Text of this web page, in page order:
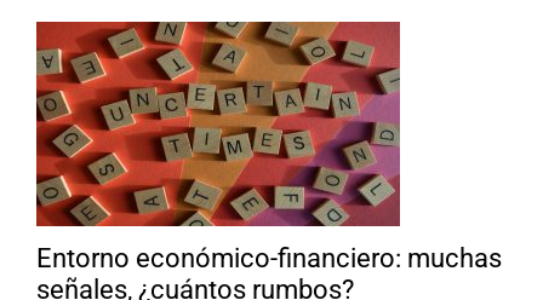
Entorno económico-financiero: muchas
señales, ¿cuántos rumbos?